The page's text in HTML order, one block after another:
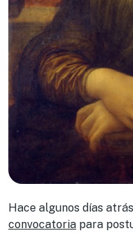
Hace algunos días
convocatoria para